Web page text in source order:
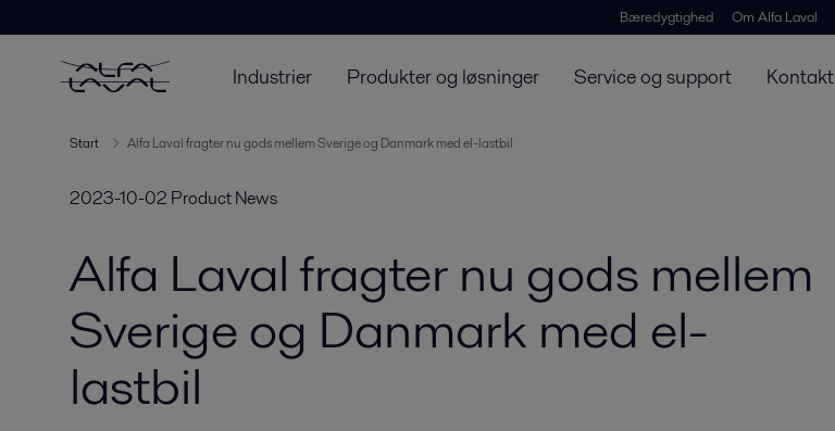
Bæredygtighed Om Alfa Laval
Industrier Produkter og løsninger Service og support Kontakt
Start Alfa Laval fragter nu gods mellem Sverige og Danmark med el-lastbil
2023-10-02 Product News
Alfa Laval fragter nu gods mellem
Sverige og Danmark med el-
lastbil